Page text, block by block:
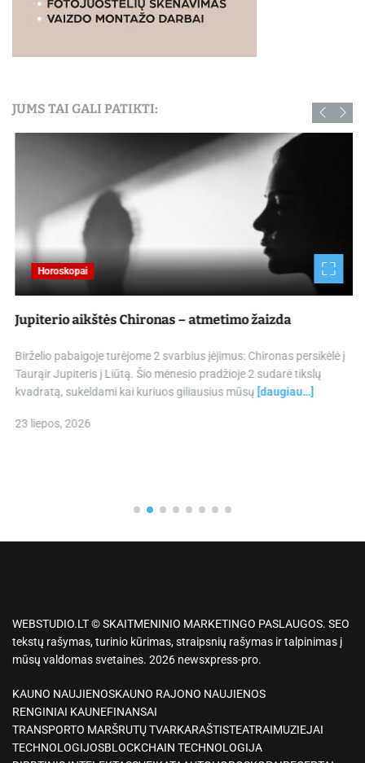
JUMS TAI GALI PATIKTI:
Horoskopai
Jupiterio aikštės Chironas – atmetimo žaizda
Birželio pabaigoje turėjome 2 svarbius įėjimus: Chironas persikėlė į
Taurąir Jupiteris į Liūtą. Šio mėnesio pradžioje 2 sudarė tikslų
kvadratą, sukeldami kai kuriuos giliausius mūsų [daugiau…]
23 liepos, 2026
WEBSTUDIO.LT © SKAITMENINIO MARKETINGO PASLAUGOS. SEO
tekstų rašymas, turinio kūrimas, straipsnių rašymas ir talpinimas į
mūsų valdomas svetaines. 2026 newsxpress-pro.
KAUNO NAUJIENOSKAUNO RAJONO NAUJIENOS
RENGINIAI KAUNEFINANSAI
TRANSPORTO MARŠRUTŲ TVARKARAŠTISTEATRAIMUZIEJAI
TECHNOLOGIJOSBLOCKCHAIN TECHNOLOGIJA